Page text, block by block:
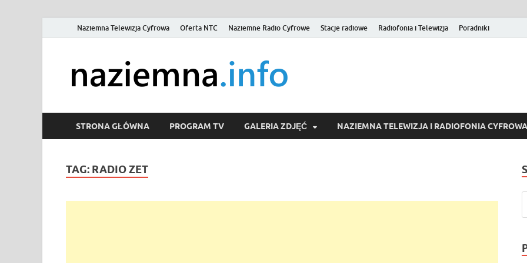
Naziemna Telewizja Cyfrowa Oferta NTC Naziemne Radio Cyfrowe Stacje radiowe Radiofonia i Telewizja Poradniki
Wideo online, VOD
STRONA GŁÓWNA PROGRAM TV GALERIA ZDJĘĆ NAZIEMNA TELEWIZJA I RADIOFONIA CYFROWA
TAG: RADIO ZET